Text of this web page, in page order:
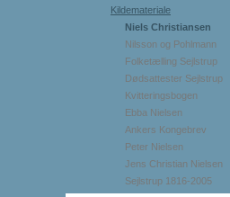
Kildemateriale
Niels Christiansen
Nilsson og Pohlmann
Folketælling Sejlstrup
Dødsattester Sejlstrup
Kvitteringsbogen
Ebba Nielsen
Ankers Kongebrev
Peter Nielsen
Jens Christian Nielsen
Sejlstrup 1816-2005